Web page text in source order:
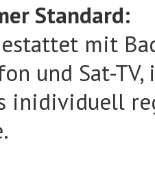
Standard:
mit
und Sat-
inidividuell